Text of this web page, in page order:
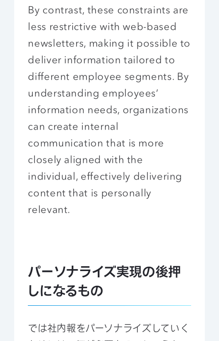
By contrast, these constraints are
less restrictive with web-based
newsletters, making it possible to
deliver information tailored to
different employee segments. By
understanding employees’
information needs, organizations
can create internal
communication that is more
closely aligned with the
individual, effectively delivering
content that is personally
relevant.
パーソナライズ実現の後押
しになるもの
では社内報をパーソナライズしていく